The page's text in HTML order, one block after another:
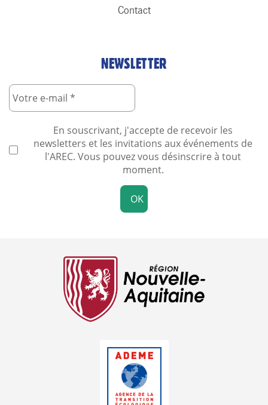
Contact
NEWSLETTER
En souscrivant, j'accepte de recevoir les
newsletters et les invitations aux événements de
l'AREC. Vous pouvez vous désinscrire à tout
moment.